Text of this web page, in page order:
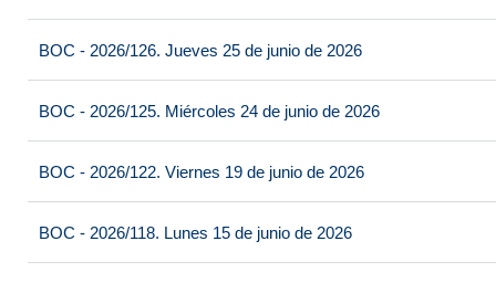
BOC - 2026/126. Jueves 25 de junio de 2026
BOC - 2026/125. Miércoles 24 de junio de 2026
BOC - 2026/122. Viernes 19 de junio de 2026
BOC - 2026/118. Lunes 15 de junio de 2026